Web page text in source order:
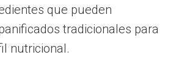
que pueden
tradicionales para
nutricional.